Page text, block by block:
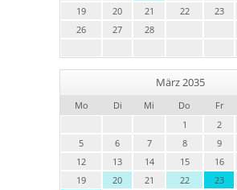
19
20 21 22 23
26
27 28
März 2035
Mo Di Mi Do Fr
1
2
5
6 7 8 9
12
13 14 15 16
19
20 21 22 23